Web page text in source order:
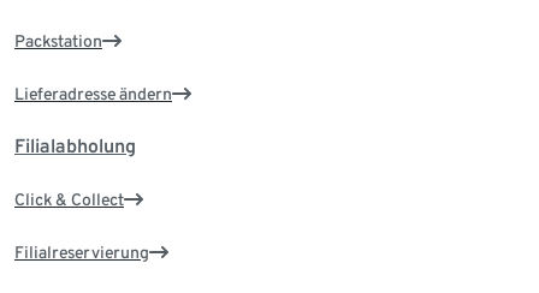
Packstation
Lieferadresse ändern
Filialabholung
Click & Collect
Filialreservierung